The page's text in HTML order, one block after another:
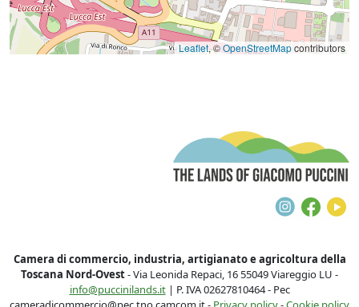
Leaflet, ©OpenStreetMapcontributors
Camera di commercio, industria, artigianato e agricoltura della
Toscana Nord-Ovest- Via Leonida Repaci, 16 55049 Viareggio LU -
info@puccinilands.it| P. IVA 02627810464 - Pec